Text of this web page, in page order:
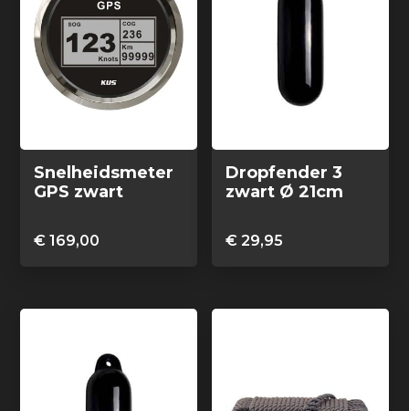
Snelheidsmeter
GPS zwart
€ 169,00
Dropfender 3
zwart Ø 21cm
€ 29,95